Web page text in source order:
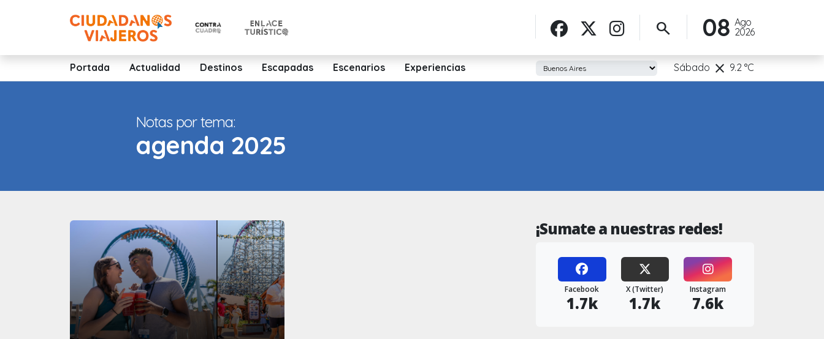
Ago
2026
08
search
Portada Actualidad Destinos Escapadas Escenarios Experiencias Sábado clear 9.2°C
Notas por tema:
agenda 2025
¡Sumate a nuestras redes!
Facebook
1.7k
X (Twitter)
1.7k
Instagram
7.6k